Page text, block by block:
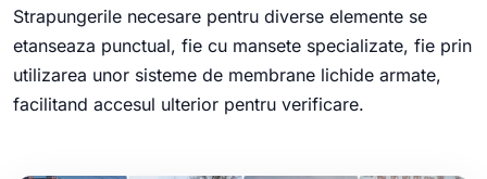
Strapungerile necesare pentru diverse elemente se
etanseaza punctual, fie cu mansete specializate, fie prin
utilizarea unor sisteme de membrane lichide armate,
facilitand accesul ulterior pentru verificare.